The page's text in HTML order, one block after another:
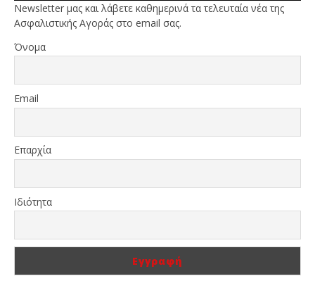
Newsletter μας και λάβετε καθημερινά τα τελευταία νέα της
Ασφαλιστικής Αγοράς στο email σας.
Όνομα
Email
Επαρχία
Ιδιότητα